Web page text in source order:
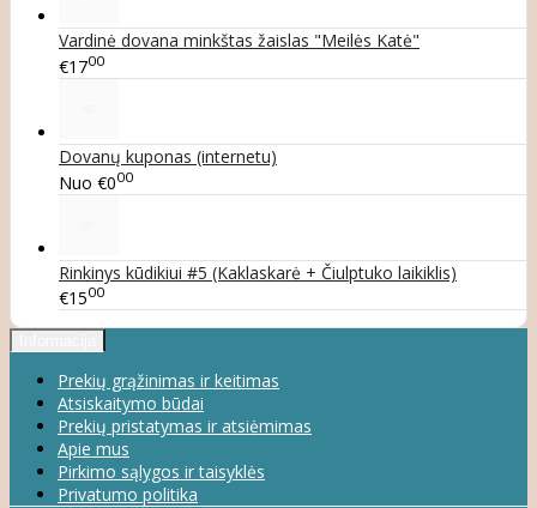
Vardinė dovana minkštas žaislas "Meilės Katė"
€1700
Dovanų kuponas (internetu)
Nuo €000
Rinkinys kūdikiui #5 (Kaklaskarė + Čiulptuko laikiklis)
€1500
Prekių grąžinimas ir keitimas
Atsiskaitymo būdai
Prekių pristatymas ir atsiėmimas
Apie mus
Pirkimo sąlygos ir taisyklės
Privatumo politika